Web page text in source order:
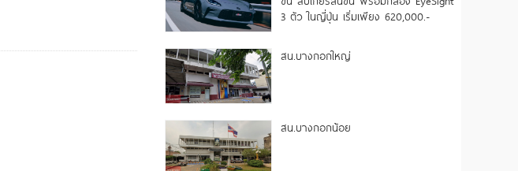
3 ตัว ในญี่ปุ่น เริ่มเพียง 620,000.-
สน.บางกอกใหญ่
สน.บางกอกน้อย